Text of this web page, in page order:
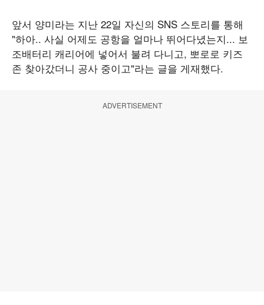
앞서 양미라는 지난 22일 자신의 SNS 스토리를 통해
"하아.. 사실 어제도 공항을 얼마나 뛰어다녔는지... 보
조배터리 캐리어에 넣어서 불려 다니고, 뽀로로 키즈
존 찾아갔더니 공사 중이고"라는 글을 게재했다.
ADVERTISEMENT